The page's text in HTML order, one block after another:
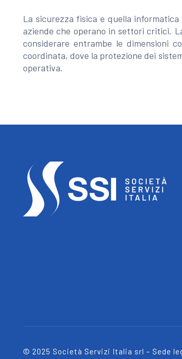
La sicurezza fisica e quella
aziende che operano in settori critici.
considerare entrambe le dimensioni
coordinata, dove la protezione dei
operativa.
© 2025 Società Servizi Italia srl – Sede